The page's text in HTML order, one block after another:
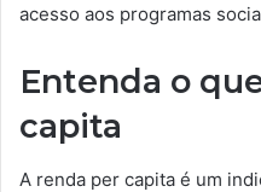
acesso aos programas
Entenda o
capita
A renda per capita é um